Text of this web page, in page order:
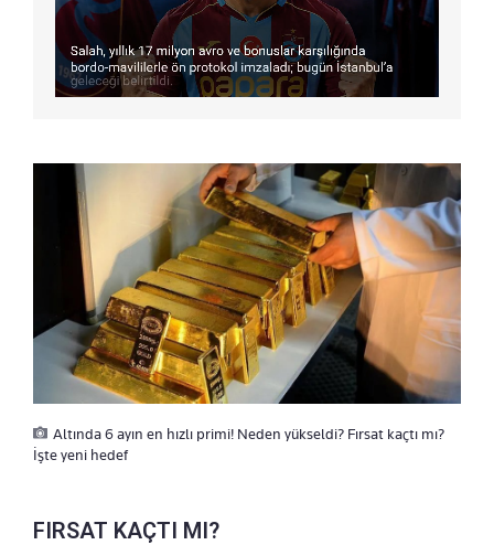
Altında 6 ayın en hızlı primi! Neden yükseldi? Fırsat kaçtı mı?
İşte yeni hedef
FIRSAT KAÇTI MI?